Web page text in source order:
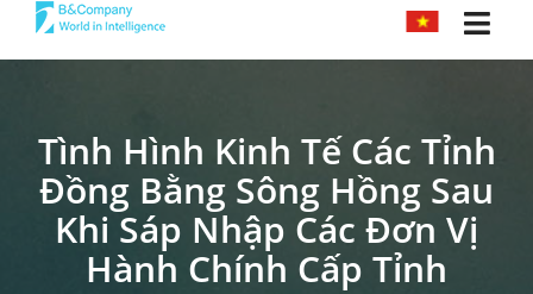
TIẾNG VIỆT
Tình Hình Kinh Tế Các Tỉnh
Đồng Bằng Sông Hồng Sau
Khi Sáp Nhập Các Đơn Vị
Hành Chính Cấp Tỉnh